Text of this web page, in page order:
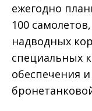
ежегодно
100
надводных
специальных
обеспечения